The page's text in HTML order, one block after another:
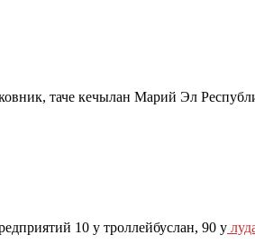
таче кечылан Марий Эл
10 у троллейбуслан, 90 у